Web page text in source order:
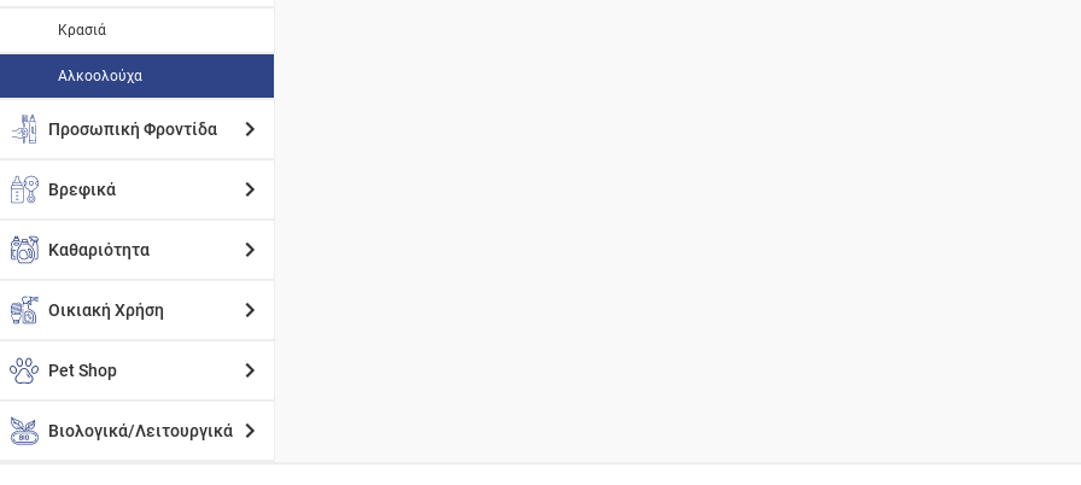
Κρασιά
Αλκοολούχα
Προσωπική Φροντίδα
Βρεφικά
Καθαριότητα
Οικιακή Χρήση
Pet Shop
Βιολογικά/Λειτουργικά